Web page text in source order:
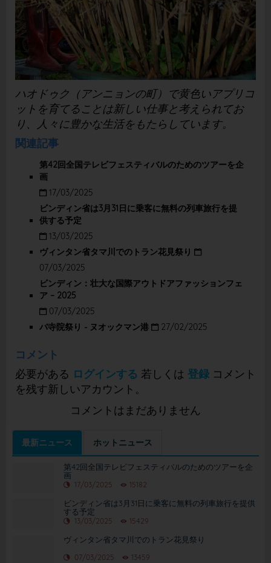
ハオドゥク（アンニョンの町）で黄色いアプリコ
ットを育てることは新しい仕事と考えられてお
り、人々に豊かな生活をもたらしています。
関連記事
第42回全国テレビフェスティバルのためのツアーを企
画
17/03/2025
ビンディン省は3月31日に乗客に無料の列車旅行を提
供する予定
13/03/2025
ヴィンタン省タマ川でのトラン花見祭り
07/03/2025
ビンディン：壮大な国際アウトドアファッションフェ
ア – 2025
07/03/2025
バ寺院祭り - ヌオックマン港
27/02/2025
コメント
必要がある ログインする 若しくは 登録 コメント
を残す新しいアカウント。
コメントはまだありません
最新ニュース ホットニュース
第42回全国テレビフェスティバルのためのツアーを企
画
17/03/2025 15182
ビンディン省は3月31日に乗客に無料の列車旅行を提供
する予定
13/03/2025 15429
ヴィンタン省タマ川でのトラン花見祭り
07/03/2025 13459